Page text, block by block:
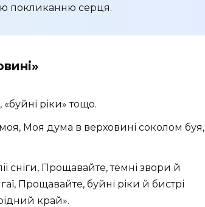
покликанню серця.
ріки» тощо.
Моя дума в верховині соколом буя,
сніги, Прощавайте, темні звори й
Прощавайте, буйні ріки й бистрі
край».